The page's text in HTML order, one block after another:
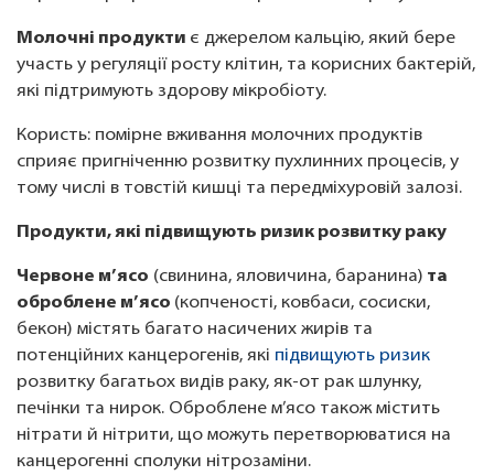
Молочні продукти є джерелом кальцію, який бере
участь у регуляції росту клітин, та корисних бактерій,
які підтримують здорову мікробіоту.
Користь: помірне вживання молочних продуктів
сприяє пригніченню розвитку пухлинних процесів, у
тому числі в товстій кишці та передміхуровій залозі.
Продукти, які підвищують ризик розвитку раку
Червоне м’ясо (свинина, яловичина, баранина) та
оброблене м’ясо (копченості, ковбаси, сосиски,
бекон) містять багато насичених жирів та
потенційних канцерогенів, які підвищують ризик
розвитку багатьох видів раку, як-от рак шлунку,
печінки та нирок. Оброблене м’ясо також містить
нітрати й нітрити, що можуть перетворюватися на
канцерогенні сполуки нітрозаміни.